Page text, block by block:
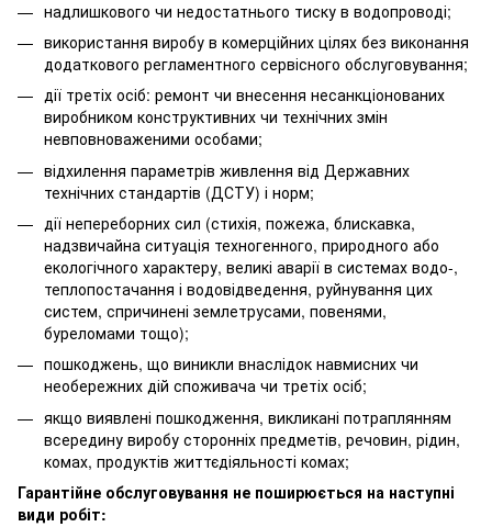
надлишкового чи недостатнього тиску в водопроводі;
використання виробу в комерційних цілях без виконання
додаткового регламентного сервісного обслуговування;
дії третіх осіб: ремонт чи внесення несанкціонованих
виробником конструктивних чи технічних змін
невповноваженими особами;
відхилення параметрів живлення від Державних
технічних стандартів (ДСТУ) і норм;
дії непереборних сил (стихія, пожежа, блискавка,
надзвичайна ситуація техногенного, природного або
екологічного характеру, великі аварії в системах водо-,
теплопостачання і водовідведення, руйнування цих
систем, спричинені землетрусами, повенями,
буреломами тощо);
пошкоджень, що виникли внаслідок навмисних чи
необережних дій споживача чи третіх осіб;
якщо виявлені пошкодження, викликані потраплянням
всередину виробу сторонніх предметів, речовин, рідин,
комах, продуктів життєдіяльності комах;
Гарантійне обслуговування не поширюється на наступні
види робіт: